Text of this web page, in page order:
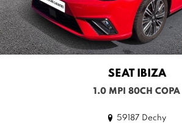
SEAT IBIZA
1.0 MPI 80CH COPA
59187 Dechy